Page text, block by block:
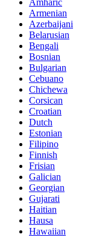
Amharic
Armenian
Azerbaijani
Belarusian
Bengali
Bosnian
Bulgarian
Cebuano
Chichewa
Corsican
Croatian
Dutch
Estonian
Filipino
Finnish
Frisian
Galician
Georgian
Gujarati
Haitian
Hausa
Hawaiian